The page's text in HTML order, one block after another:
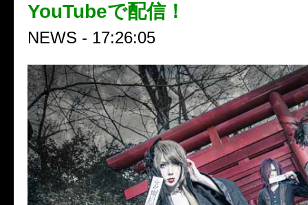
YouTubeで配信！
NEWS - 17:26:05